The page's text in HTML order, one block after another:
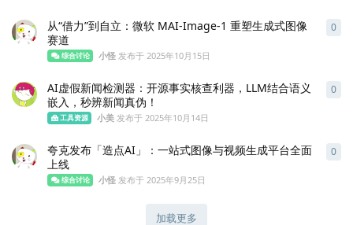
从“借力”到自立：微软 MAI-Image-1 重塑生成式图像
赛道
综合讨论 小怪 发布于 2025年10月15日
0
AI虚假新闻检测器：开源事实核查利器，LLM结合语义
嵌入，秒辨新闻真伪！
工具资源 小美 发布于 2025年10月14日
0
夸克发布「造点AI」：一站式图像与视频生成平台全面
上线
综合讨论 小怪 发布于 2025年9月25日
0
加载更多